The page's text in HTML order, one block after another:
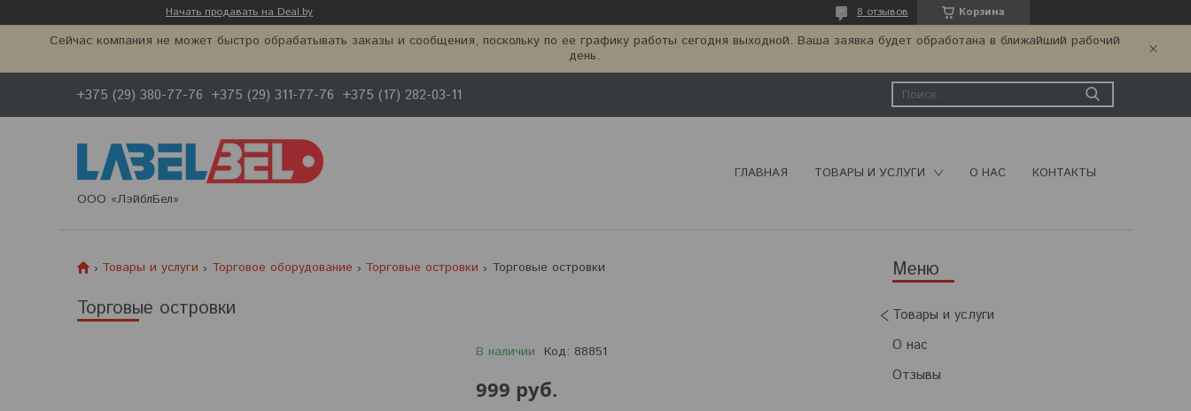
Начать продавать на Deal.by Корзина
8 отзывов
Сейчас компания не может быстро обрабатывать заказы и сообщения, поскольку по ее графику работы сегодня выходной. Ваша заявка будет обработана в ближайший рабочий
день.
+375 (29) 380-77-76 +375 (29) 311-77-76 +375 (17) 282-03-11
ООО «ЛэйблБел»
ГЛАВНАЯ ТОВАРЫ И УСЛУГИ О НАС КОНТАКТЫ
Товары и услуги
О нас
Отзывы
Товары и услуги Торговое оборудование Торговые островки Торговые островки
Торговые островки
В наличии Код: 88851
999 руб.